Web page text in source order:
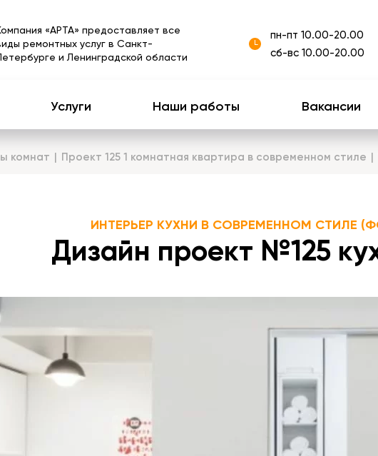
«АРТА» предоставляет все
ремонтных услуг в Санкт-
и Ленинградской области
пн-пт 10.00-20.00
сб-вс 10.00-20.00
Услуги Наши работы Вакансии
комнат Проект 125 1 комнатная квартира в современном стиле
ИНТЕРЬЕР КУХНИ В СОВРЕМЕННОМ СТИЛЕ
Дизайн проект №125